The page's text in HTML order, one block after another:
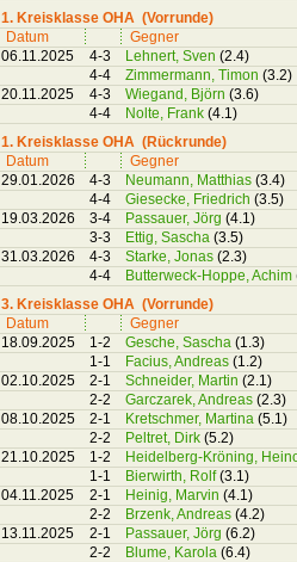
1. Kreisklasse OHA (Vorrunde)
Datum
Gegner
06.11.2025
4-3 Lehnert, Sven (2.4)
4-4
Zimmermann, Timon (3.2)
20.11.2025
4-3 Wiegand, Björn (3.6)
4-4
Nolte, Frank (4.1)
1. Kreisklasse OHA (Rückrunde)
Datum
Gegner
29.01.2026
4-3 Neumann, Matthias (3.4)
4-4
Giesecke, Friedrich (3.5)
19.03.2026
3-4 Passauer, Jörg (4.1)
3-3
Ettig, Sascha (3.5)
31.03.2026
4-3 Starke, Jonas (2.3)
4-4
Butterweck-Hoppe, Achim
3. Kreisklasse OHA (Vorrunde)
Datum
Gegner
18.09.2025
1-2 Gesche, Sascha (1.3)
1-1
Facius, Andreas (1.2)
02.10.2025
2-1 Schneider, Martin (2.1)
2-2
Garczarek, Andreas (2.3)
08.10.2025
2-1 Kretschmer, Martina (5.1)
2-2
Peltret, Dirk (5.2)
21.10.2025
1-2
Heidelberg-Kröning,
1-1
Bierwirth, Rolf(3.1)
04.11.2025
2-1 Heinig, Marvin (4.1)
2-2
Brzenk, Andreas (4.2)
13.11.2025
2-1 Passauer, Jörg (6.2)
2-2
Blume, Karola (6.4)